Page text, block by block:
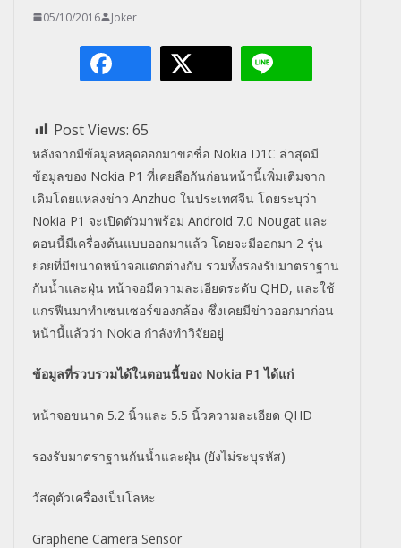
05/10/2016 Joker
Post Views: 65
หลังจากมีข้อมูลหลุดออกมาขอชื่อ Nokia D1C ล่าสุดมี
ข้อมูลของ Nokia P1 ที่เคยลือกันก่อนหน้านี้เพิ่มเติมจาก
เดิมโดยแหล่งข่าว Anzhuo ในประเทศจีน โดยระบุว่า
Nokia P1 จะเปิดตัวมาพร้อม Android 7.0 Nougat และ
ตอนนี้มีเครื่องต้นแบบออกมาแล้ว โดยจะมีออกมา 2 รุ่น
ย่อยที่มีขนาดหน้าจอแตกต่างกัน รวมทั้งรองรับมาตราฐาน
กันน้ำและฝุ่น หน้าจอมีความละเอียดระดับ QHD, และใช้
แกรฟีนมาทำเซนเซอร์ของกล้อง ซึ่งเคยมีข่าวออกมาก่อน
หน้านี้แล้วว่า Nokia กำลังทำวิจัยอยู่
ข้อมูลที่รวบรวมได้ในตอนนี้ของ Nokia P1 ได้แก่
หน้าจอขนาด 5.2 นิ้วและ 5.5 นิ้วความละเอียด QHD
รองรับมาตราฐานกันน้ำและฝุ่น (ยังไม่ระบุรหัส)
วัสดุตัวเครื่องเป็นโลหะ
Graphene Camera Sensor